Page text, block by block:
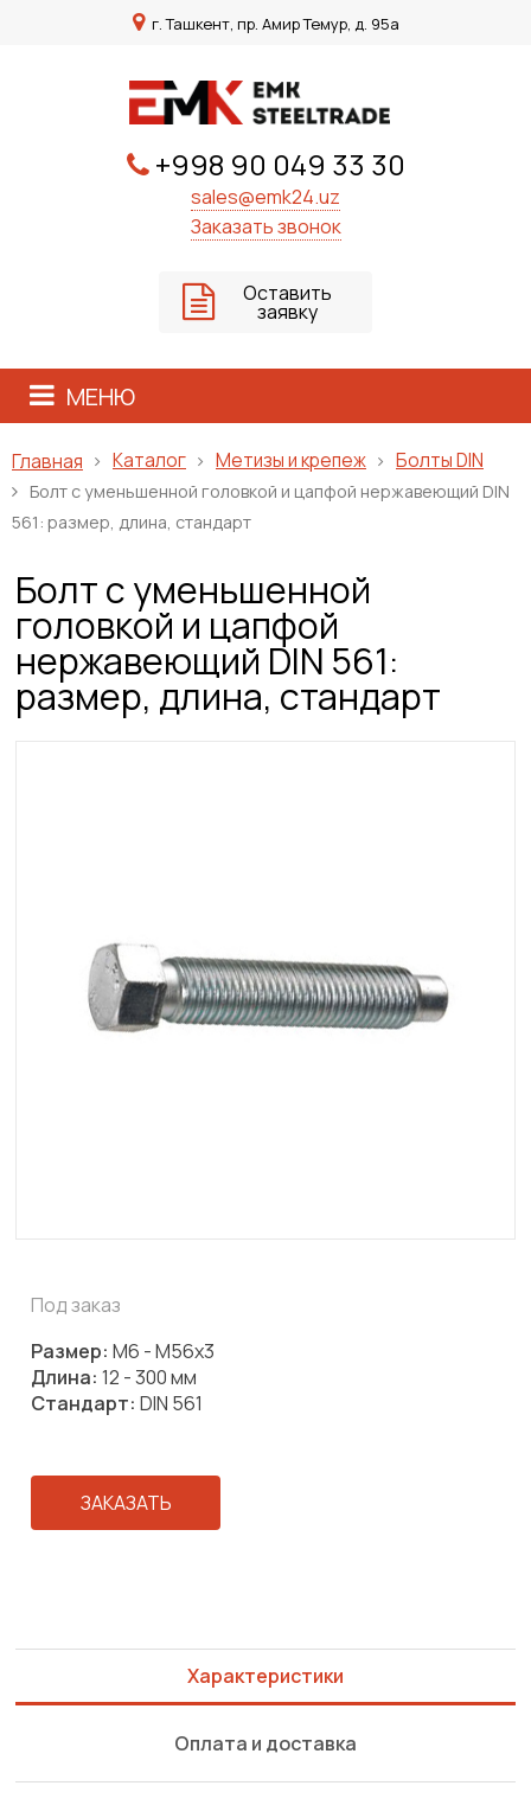
г. Ташкент, пр. Амир Темур, д. 95а
+998 90 049 33 30
sales@emk24.uz
Заказать звонок
Оставить
заявку
МЕНЮ
Главная Каталог Метизы и крепеж Болты DIN
Болт с уменьшенной головкой и цапфой нержавеющий DIN
561: размер, длина, стандарт
Болт с уменьшенной
головкой и цапфой
нержавеющий DIN 561:
размер, длина, стандарт
Под заказ
Размер: М6 - М56х3
Длина: 12 - 300 мм
Стандарт: DIN 561
ЗАКАЗАТЬ
Характеристики
Оплата и доставка